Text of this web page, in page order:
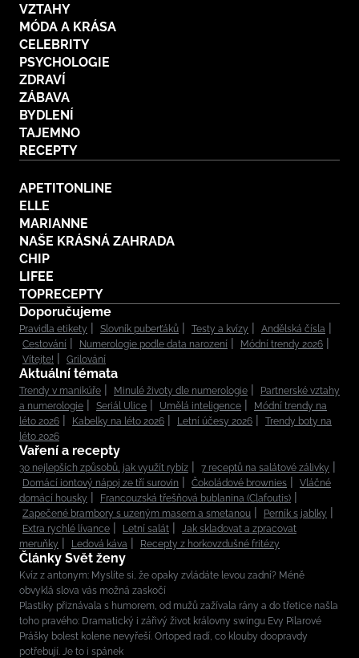
VZTAHY
MÓDA A KRÁSA
CELEBRITY
PSYCHOLOGIE
ZDRAVÍ
ZÁBAVA
BYDLENÍ
TAJEMNO
RECEPTY
APETITONLINE
ELLE
MARIANNE
NAŠE KRÁSNÁ ZAHRADA
CHIP
LIFEE
TOPRECEPTY
Doporučujeme
Pravidla etikety Slovník puberťáků Testy a kvízy
Andělská čísla
Cestování
Numerologie podle data narození
Módní trendy 2026
Vítejte!
Grilování
Aktuální témata
Trendy v manikúře Minulé životy dle numerologie
Partnerské vztahy
a numerologie
Seriál Ulice Umělá inteligence
Módní trendy na
léto 2026
Kabelky na léto 2026 Letní účesy 2026
Trendy boty na
léto 2026
Vaření a recepty
30 nejlepších způsobů, jak využít rybíz
7 receptů na salátové zálivky
Domácí iontový nápoj ze tří surovin
Čokoládové brownies
Vláčné
domácí housky
Francouzská třešňová bublanina (Clafoutis)
Zapečené brambory s uzeným masem a smetanou
Perník s jablky
Extra rychlé lívance
Letní salát
Jak skladovat a zpracovat
meruňky
Ledová káva Recepty z horkovzdušné fritézy
Články Svět ženy
Kvíz z antonym: Myslíte si, že opaky zvládáte levou zadní? Méně
obvyklá slova vás možná zaskočí
Plastiky přiznávala s humorem, od mužů zažívala rány a do třetice našla
toho pravého: Dramatický i zářivý život královny swingu Evy Pilarové
Prášky bolest kolene nevyřeší. Ortoped radí, co klouby doopravdy
potřebují. Je to i spánek